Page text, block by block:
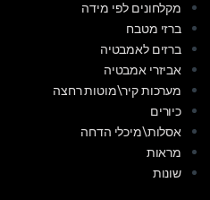
מקלחונים לפי מידה
ברזי מטבח
ברזים לאמבטיה
אביזרי אמבטיה
מערכות קיר\מוטות רחצה
כיורים
אסלות\מיכלי הדחה
מראות
שונות